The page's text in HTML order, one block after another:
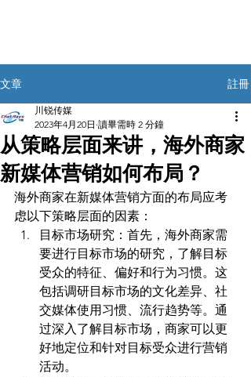
文章 註冊
从策略层面来讲，海外商家
新媒体营销如何布局？
川锐传媒
2023年4月20日 讀畢需時 2 分鐘
海外商家在新媒体营销方面的布局应考
虑以下策略层面的因素：
目标市场研究：首先，海外商家需
要进行目标市场的研究，了解目标
受众的特征、偏好和行为习惯。这
包括调研目标市场的文化差异、社
交媒体使用习惯、流行趋势等。通
过深入了解目标市场，商家可以更
好地定位和针对目标受众进行营销
活动。